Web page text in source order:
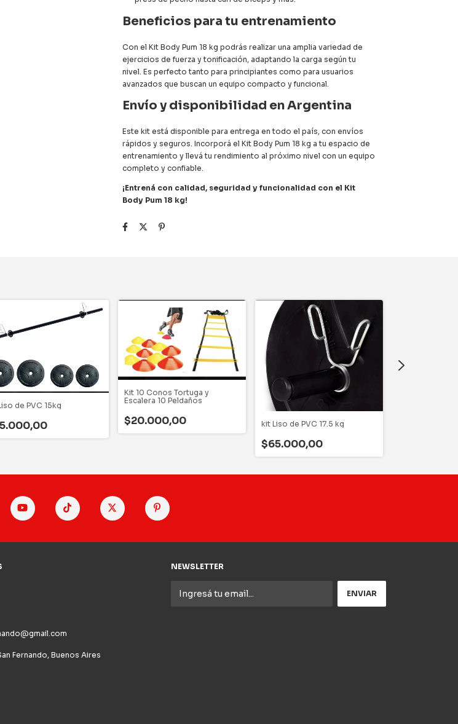
Beneficios para tu entrenamiento
Con el Kit Body Pum 18 kg podrás realizar una amplia variedad de
ejercicios de fuerza y tonificación, adaptando la carga según tu
nivel. Es perfecto tanto para principiantes como para usuarios
avanzados que buscan un equipo compacto y funcional.
Envío y disponibilidad en Argentina
Este kit está disponible para entrega en todo el país, con envíos
rápidos y seguros. Incorporá el Kit Body Pum 18 kg a tu espacio de
entrenamiento y llevá tu rendimiento al próximo nivel con un equipo
completo y confiable.
¡Entrená con calidad, seguridad y funcionalidad con el Kit
Body Pum 18 kg!
de PVC 15kg
Kit 10 Conos Tortuga y
Escalera 10 Peldaños
$20.000,00 kit Liso de PVC 17.5 kg
$65.000,00
Fernando, Buenos Aires
NEWSLETTER